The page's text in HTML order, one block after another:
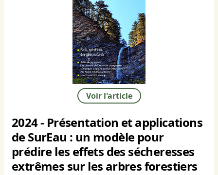
Voir l'article
2024 - Présentation et applications
de SurEau : un modèle pour
prédire les effets des sécheresses
extrêmes sur les arbres forestiers